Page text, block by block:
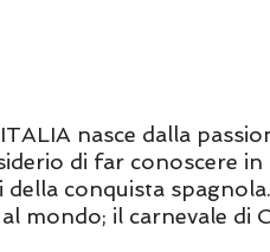
nasce dalla
di far conoscere
conquista
mondo; il carnevale di